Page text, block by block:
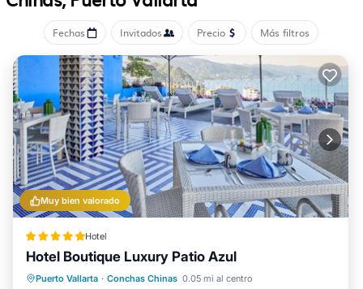
recreational amenities include a fitness center.
Fechas Invitados Precio Más filtros
Muy bien valorado
Hotel
Hotel Boutique Luxury Patio Azul
Puerto Vallarta · Conchas Chinas 0.05 mi al centro
Frente al mar
Bañera de hidromasaje